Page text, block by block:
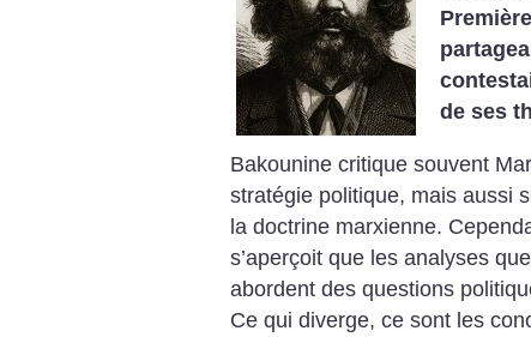
Première
de ses
Bakounine critique souvent
stratégie politique, mais aussi
la doctrine marxienne.
s’aperçoit que les analyses
abordent des questions
Ce qui diverge, ce sont les